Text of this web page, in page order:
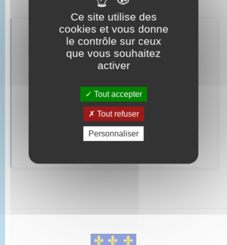
Retrouvez aussi
Mariage – PACS
Documents d’identité
Cimetière communal
Ce site utilise des
cookies et vous donne
le contrôle sur ceux
que vous souhaitez
activer
Tout accepter
Tout refuser
Personnaliser